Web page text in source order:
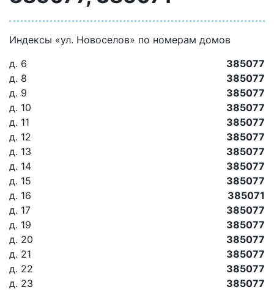
Индексы «ул. Новоселов» по номерам домов
д. 6
385077
д. 8
385077
д. 9
385077
д. 10
385077
д. 11
385077
д. 12
385077
д. 13
385077
д. 14
385077
д. 15
385077
д. 16
385071
д. 17
385077
д. 19
385077
д. 20
385077
д. 21
385077
д. 22
385077
д. 23
385077